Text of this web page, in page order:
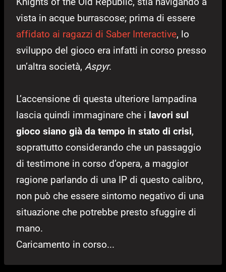
vista in acque burrascose; prima di essere
affidato ai ragazzi di Saber Interactive, lo
sviluppo del gioco era infatti in corso presso
un’altra società, Aspyr.
L’accensione di questa ulteriore lampadina
lascia quindi immaginare che i lavori sul
gioco siano già da tempo in stato di crisi,
soprattutto considerando che un passaggio
di testimone in corso d’opera, a maggior
ragione parlando di una IP di questo calibro,
non può che essere sintomo negativo di una
situazione che potrebbe presto sfuggire di
mano.
Caricamento in corso...